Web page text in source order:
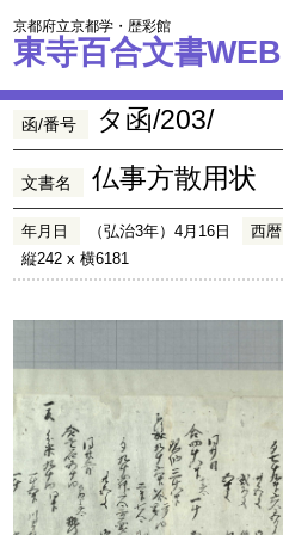
京都府立京都学・歴彩館
東寺百合文書WEB
函/番号 タ函/203/
文書名 仏事方散用状
年月日 （弘治3年）4月16日 西暦
縦242 x 横6181